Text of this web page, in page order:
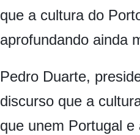
que a cultura do
aprofundando ainda
Pedro Duarte,
discurso que a
que unem Portugal